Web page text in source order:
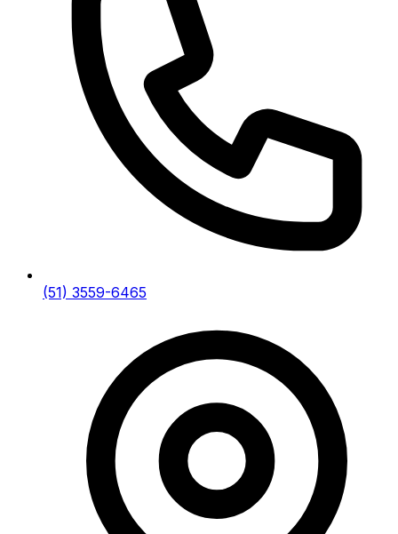
(51) 3559-6465